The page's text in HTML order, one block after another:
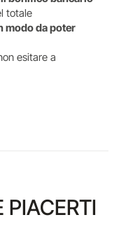
totale
modo da poter
esitare a
PIACERTI